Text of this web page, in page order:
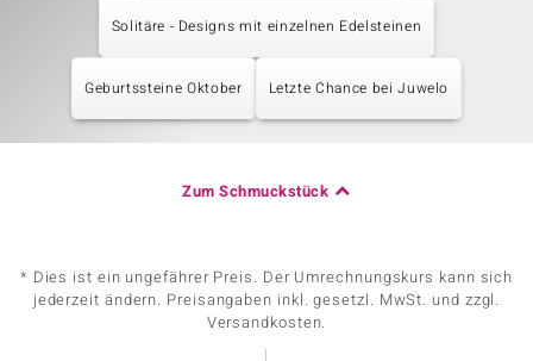
Solitäre - Designs mit einzelnen Edelsteinen
Geburtssteine Oktober Letzte Chance bei Juwelo
Zum Schmuckstück
* Dies ist ein ungefährer Preis. Der Umrechnungskurs kann sich
jederzeit ändern. Preisangaben inkl. gesetzl. MwSt. und zzgl.
Versandkosten.